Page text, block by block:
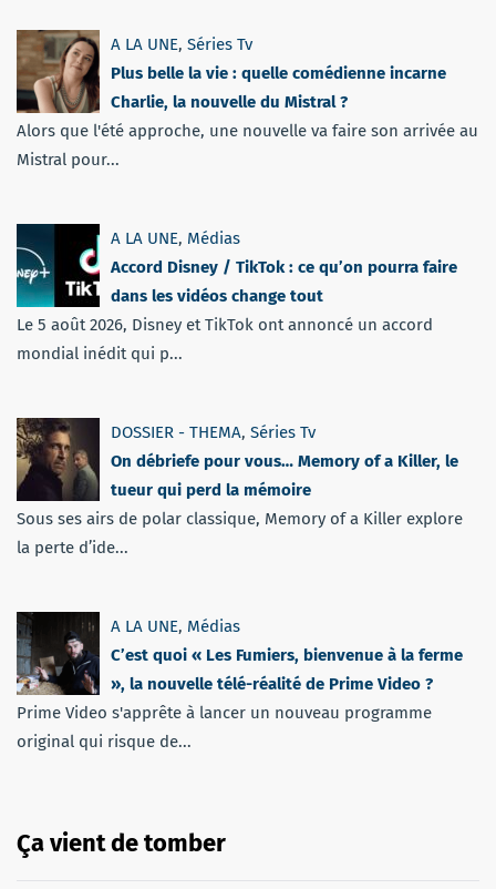
A LA UNE, Séries Tv
Plus belle la vie : quelle comédienne incarne
Charlie, la nouvelle du Mistral ?
Alors que l'été approche, une nouvelle va faire son arrivée au
Mistral pour...
A LA UNE, Médias
Accord Disney / TikTok : ce qu’on pourra faire
dans les vidéos change tout
Le 5 août 2026, Disney et TikTok ont annoncé un accord
mondial inédit qui p...
DOSSIER - THEMA, Séries Tv
On débriefe pour vous… Memory of a Killer, le
tueur qui perd la mémoire
Sous ses airs de polar classique, Memory of a Killer explore
la perte d’ide...
A LA UNE, Médias
C’est quoi « Les Fumiers, bienvenue à la ferme
», la nouvelle télé-réalité de Prime Video ?
Prime Video s'apprête à lancer un nouveau programme
original qui risque de...
Ça vient de tomber